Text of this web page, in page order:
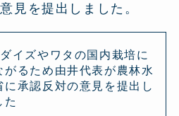
見を提出しました。
イズやワタの国内栽培に
がるため由井代表が農林水
に承認反対の意見を提出し
た